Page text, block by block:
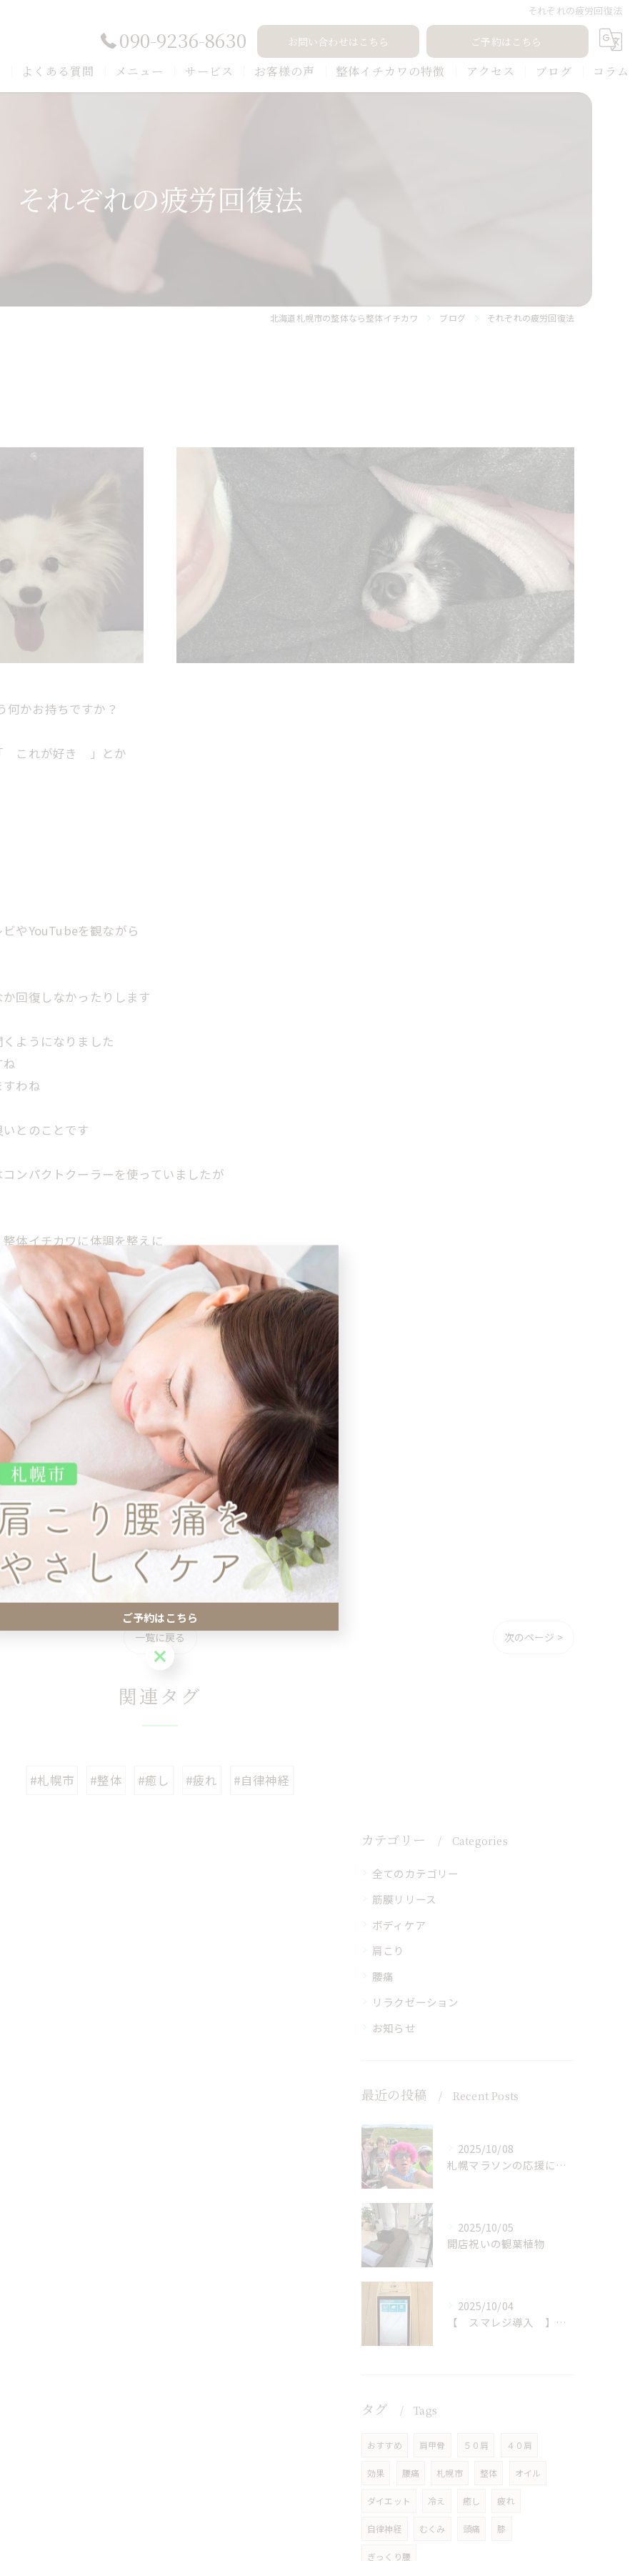
それぞれの疲労回復法
090-9236-8630 お問い合わせはこちら ご予約はこちら
よくある質問 メニュー サービス お客様の声 整体イチカワの特徴 アクセス ブログ コラム
それぞれの疲労回復法
北海道札幌市の整体なら整体イチカワ ブログ それぞれの疲労回復法
何かお持ちですか？
これが好き 」とか
やYouTubeを観ながら
回復しなかったりします
ようになりました
わね
とのことです
ンパクトクーラーを使っていましたが
イチカワに体調を整えに
大慶ビル102
一覧に戻る 次のページ >
関連タグ
#札幌市 #整体 #癒し #疲れ #自律神経
カテゴリー Categories
全てのカテゴリー
筋膜リリース
ボディケア
肩こり
腰痛
リラクゼーション
お知らせ
最近の投稿 Recent Posts
2025/10/08
札幌マラソンの応援に行ってきました
2025/10/05
開店祝いの観葉植物
2025/10/04
【 スマレジ導入 】決済の選択肢が増えました
タグ Tags
おすすめ 肩甲骨 ５０肩 ４０肩
効果 腰痛 札幌市 整体 オイル
ダイエット 冷え 癒し 疲れ
自律神経 むくみ 頭痛 膝
ぎっくり腰
ご予約はこちら
ご予約はこちら